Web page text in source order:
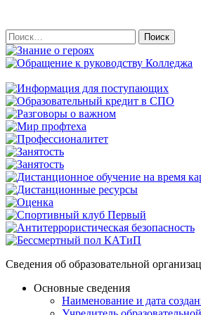
Найти:
Сведения об образовательной
Основные сведения
Наименование и дата